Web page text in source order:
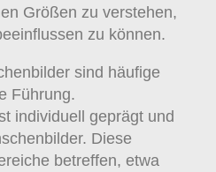
Größen zu verstehen,
zu können.
sind häufige
Führung.
individuell geprägt und
Diese
betreffen, etwa